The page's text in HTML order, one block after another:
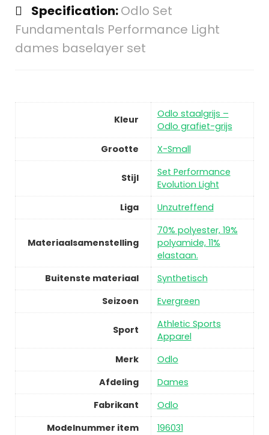
Specification:Odlo Set
Fundamentals Performance Light
dames baselayer set
Kleur
Odlo staalgrijs –
Odlo grafiet-grijs
Grootte
X-Small
Stijl
Set Performance
Evolution Light
Liga
Unzutreffend
Materiaalsamenstelling
70% polyester, 19%
polyamide, 11%
elastaan.
Buitenste materiaal
Synthetisch
Seizoen
Evergreen
Sport
Athletic Sports
Apparel
Merk
Odlo
Afdeling
Dames
Fabrikant
Odlo
Modelnummer item
196031